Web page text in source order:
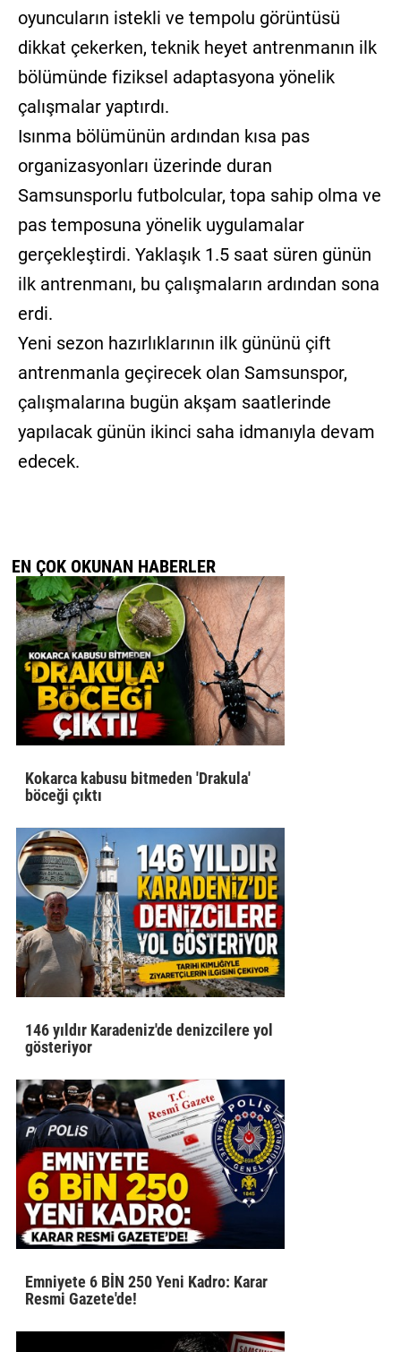
oyuncuların istekli ve tempolu görüntüsü
dikkat çekerken, teknik heyet antrenmanın ilk
bölümünde fiziksel adaptasyona yönelik
çalışmalar yaptırdı.
Isınma bölümünün ardından kısa pas
organizasyonları üzerinde duran
Samsunsporlu futbolcular, topa sahip olma ve
pas temposuna yönelik uygulamalar
gerçekleştirdi. Yaklaşık 1.5 saat süren günün
ilk antrenmanı, bu çalışmaların ardından sona
erdi.
Yeni sezon hazırlıklarının ilk gününü çift
antrenmanla geçirecek olan Samsunspor,
çalışmalarına bugün akşam saatlerinde
yapılacak günün ikinci saha idmanıyla devam
edecek.
EN ÇOK OKUNAN HABERLER
Kokarca kabusu bitmeden 'Drakula'
böceği çıktı
146 yıldır Karadeniz'de denizcilere yol
gösteriyor
Emniyete 6 BİN 250 Yeni Kadro: Karar
Resmi Gazete'de!